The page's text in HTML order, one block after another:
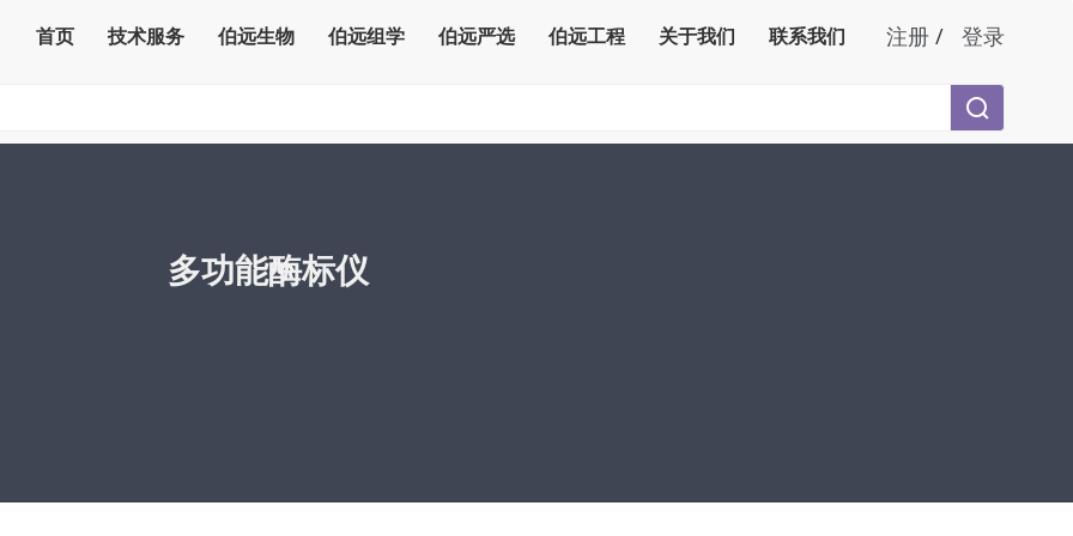
多功能酶标仪
注册 / 登录
首页 技术服务 伯远生物 伯远组学 伯远严选 伯远工程 关于我们 联系我们